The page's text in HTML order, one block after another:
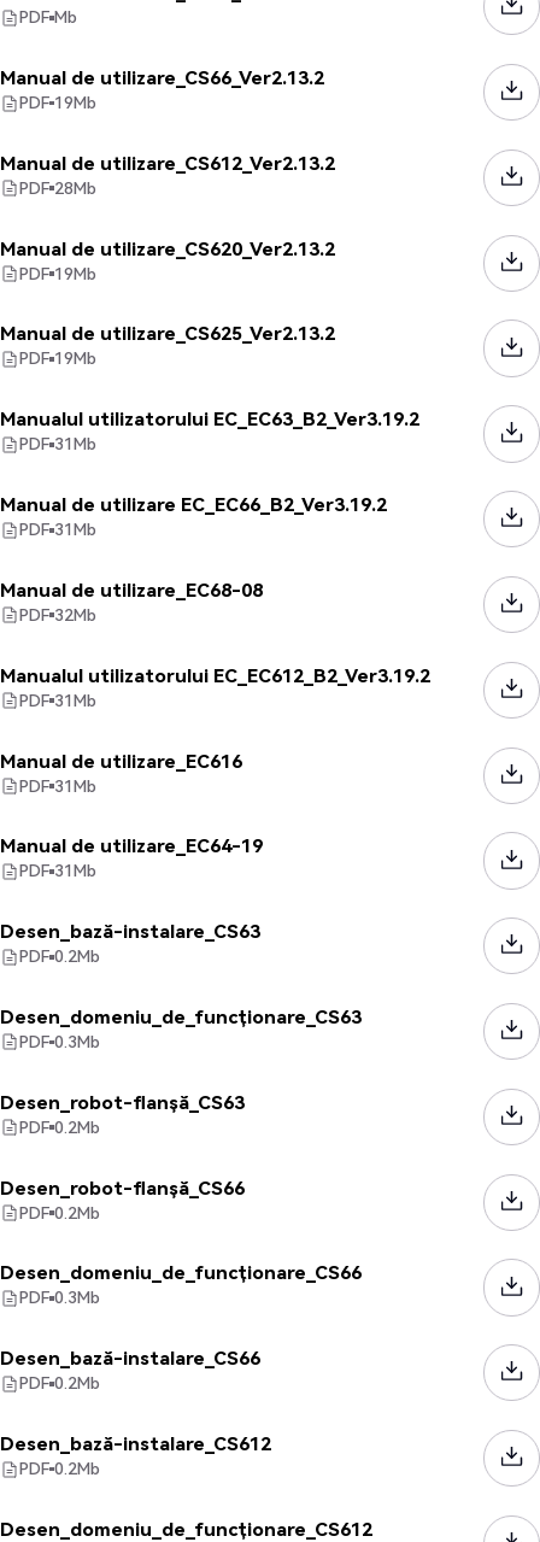
PDF Mb
Manual de utilizare_CS66_Ver2.13.2
PDF 19Mb
Manual de utilizare_CS612_Ver2.13.2
PDF 28Mb
Manual de utilizare_CS620_Ver2.13.2
PDF 19Mb
Manual de utilizare_CS625_Ver2.13.2
PDF 19Mb
Manualul utilizatorului EC_EC63_B2_Ver3.19.2
PDF 31Mb
Manual de utilizare EC_EC66_B2_Ver3.19.2
PDF 31Mb
Manual de utilizare_EC68-08
PDF 32Mb
Manualul utilizatorului EC_EC612_B2_Ver3.19.2
PDF 31Mb
Manual de utilizare_EC616
PDF 31Mb
Manual de utilizare_EC64-19
PDF 31Mb
Desen_bază-instalare_CS63
PDF 0.2Mb
Desen_domeniu_de_funcționare_CS63
PDF 0.3Mb
Desen_robot-flanșă_CS63
PDF 0.2Mb
Desen_robot-flanșă_CS66
PDF 0.2Mb
Desen_domeniu_de_funcționare_CS66
PDF 0.3Mb
Desen_bază-instalare_CS66
PDF 0.2Mb
Desen_bază-instalare_CS612
PDF 0.2Mb
Desen_domeniu_de_funcționare_CS612